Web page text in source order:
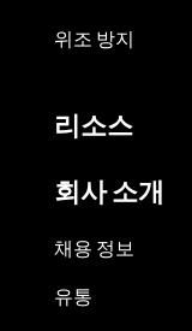
위조 방지
리소스
회사 소개
채용 정보
유통